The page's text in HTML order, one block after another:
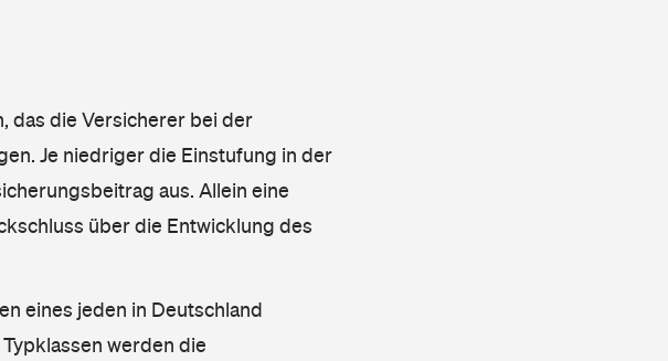
das die Versicherer bei der
Je niedriger die Einstufung in der
aus. Allein eine
über die Entwicklung des
eines jeden in Deutschland
werden die